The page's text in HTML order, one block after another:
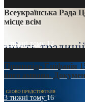
Всеукраїнська Рада
місце всім
3 тижні тому12
Проповідь Епіфанія
його амвона.
3 тижні тому16